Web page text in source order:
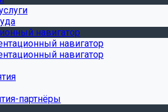
навигатор
навигатор
навигатор
партнёры